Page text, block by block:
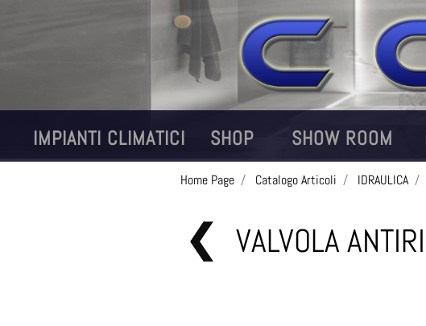
IMPIANTI CLIMATICI SHOP SHOW ROOM
Home Page Catalogo Articoli IDRAULICA
VALVOLA